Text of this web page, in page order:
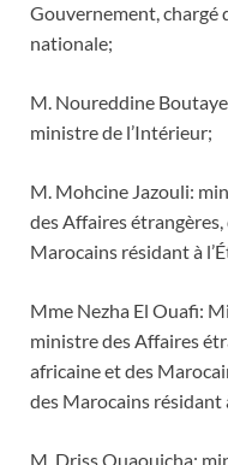
Gouvernement, chargé
nationale;
M. Noureddine
ministre de l’Intérieur;
M. Mohcine Jazouli:
des Affaires
Marocains résidant à
Mme Nezha El Ouafi:
ministre des Affaires
africaine et des
des Marocains résidant
M. Driss Ouaouicha: